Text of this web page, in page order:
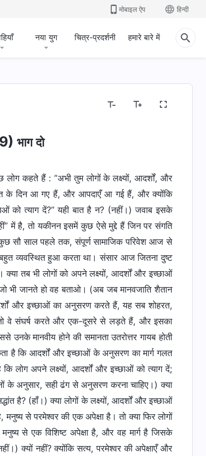
मोबाइल ऐप हिन्दी
नया युग चित्र-प्रदर्शनी हमारे बारे में
भाग दो
लोग कहते हैं : “अभी तुम लोगों के लक्ष्यों, आदर्शों, और
के दिन आ गए हैं, और आपदाएँ आ गई हैं, और क्योंकि
को त्याग दें?” यही बात है न? (नहीं।) जवाब इसके
में है, तो यकीनन इसमें कुछ ऐसे मुद्दे हैं जिन पर संगति
सौ साल पहले तक, संपूर्ण सामाजिक परिवेश आज से
व्यवस्थित हुआ करता था। संसार आज जितना दुष्ट
तब भी लोगों को अपने लक्ष्यों, आदर्शों और इच्छाओं
भी जानते हो वह बताओ। (अब जब मानवजाति शैतान
और इच्छाओं का अनुसरण करते हैं, यह सब शोहरत,
तो वे संघर्ष करते और एक-दूसरे से लड़ते हैं, और इसका
उनके मानवीय होने की समानता उतरोत्तर गायब होती
है कि आदर्शों और इच्छाओं के अनुसरण का मार्ग गलत
लोग अपने लक्ष्यों, आदर्शों और इच्छाओं को त्याग दें;
के अनुसार, सही ढंग से अनुसरण करना चाहिए।) क्या
है? (हाँ।) क्या लोगों के लक्ष्यों, आदर्शों और इच्छाओं
से परमेश्वर की एक अपेक्षा है। तो क्या फिर लोगों
से एक विशिष्ट अपेक्षा है, और वह मार्ग है जिसके
क्यों नहीं? क्योंकि सत्य, परमेश्वर की अपेक्षाएँ और